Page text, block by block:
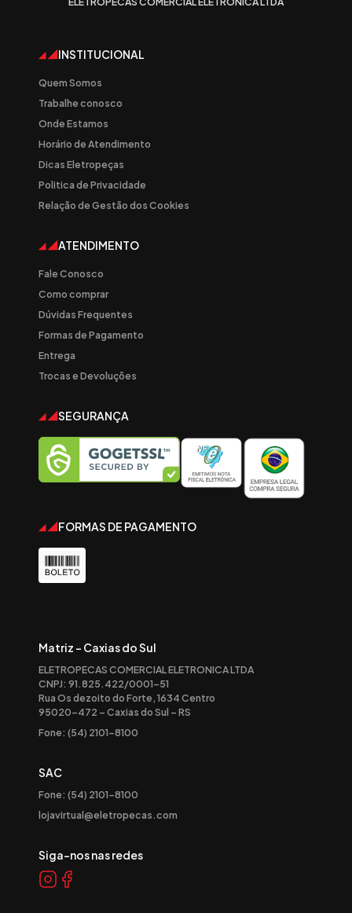
INSTITUCIONAL
Quem Somos
Trabalhe conosco
Onde Estamos
Horário de Atendimento
Dicas Eletropeças
Politica de Privacidade
Relação de Gestão dos Cookies
ATENDIMENTO
Fale Conosco
Como comprar
Dúvidas Frequentes
Formas de Pagamento
Entrega
Trocas e Devoluções
SEGURANÇA
FORMAS DE PAGAMENTO
Matriz - Caxias do Sul
ELETROPECAS COMERCIAL ELETRONICA LTDA
CNPJ: 91.825.422/0001-51
Rua Os dezoito do Forte, 1634 Centro
95020-472 – Caxias do Sul – RS
Fone: (54) 2101-8100
SAC
Fone: (54) 2101-8100
lojavirtual@eletropecas.com
Siga-nos nas redes